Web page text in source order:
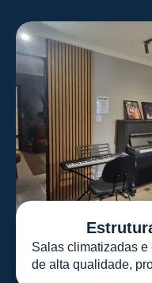
Salas climatizadas
de alta qualidade,